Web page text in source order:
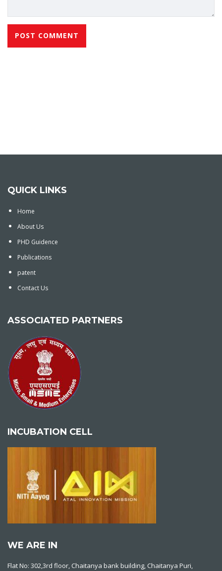
QUICK LINKS
Home
About Us
PHD Guidence
Publications
patent
Contact Us
ASSOCIATED PARTNERS
INCUBATION CELL
WE ARE IN
Flat No: 302,3rd floor, Chaitanya bank building, Chaitanya Puri,